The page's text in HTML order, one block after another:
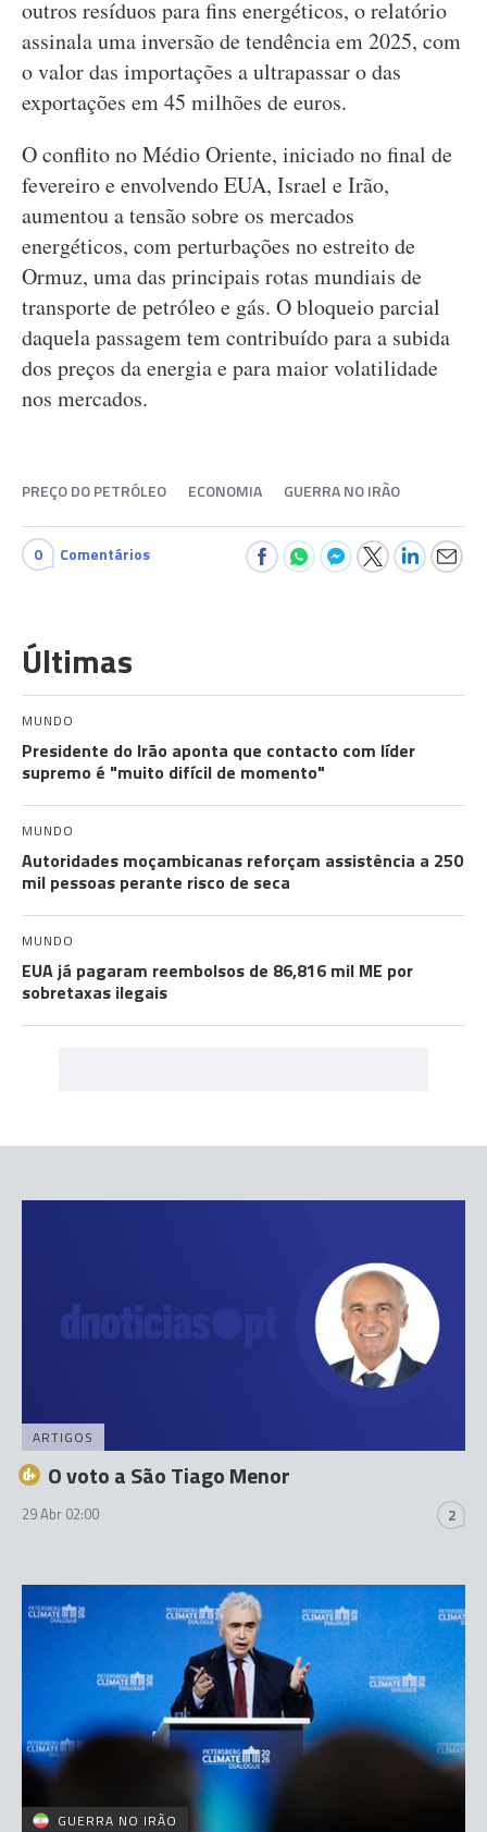
outros resíduos para fins energéticos, o relatório
assinala uma inversão de tendência em 2025, com
o valor das importações a ultrapassar o das
exportações em 45 milhões de euros.
O conflito no Médio Oriente, iniciado no final de
fevereiro e envolvendo EUA, Israel e Irão,
aumentou a tensão sobre os mercados
energéticos, com perturbações no estreito de
Ormuz, uma das principais rotas mundiais de
transporte de petróleo e gás. O bloqueio parcial
daquela passagem tem contribuído para a subida
dos preços da energia e para maior volatilidade
nos mercados.
PREÇO DO PETRÓLEO ECONOMIA GUERRA NO IRÃO
0 Comentários
Últimas
MUNDO
Presidente do Irão aponta que contacto com líder
supremo é "muito difícil de momento"
MUNDO
Autoridades moçambicanas reforçam assistência a 250
mil pessoas perante risco de seca
MUNDO
EUA já pagaram reembolsos de 86,816 mil ME por
sobretaxas ilegais
ARTIGOS
O voto a São Tiago Menor
29 Abr 02:00 2
GUERRA NO IRÃO